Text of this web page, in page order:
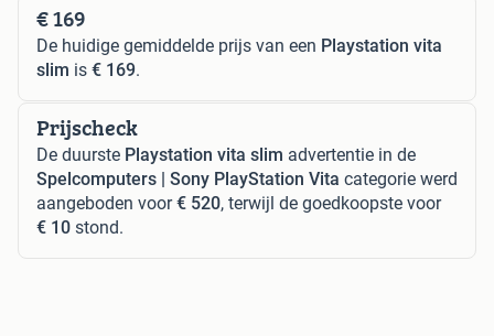
€ 169
De huidige gemiddelde prijs van een Playstation vita
slim is € 169.
Prijscheck
De duurste Playstation vita slim advertentie in de
Spelcomputers | Sony PlayStation Vita categorie werd
aangeboden voor€ 520, terwijl de goedkoopste voor
€ 10 stond.